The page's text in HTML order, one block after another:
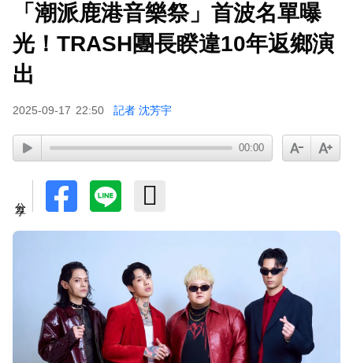
「潮派鹿港音樂祭」首波名單曝
光！TRASH團長睽違10年返鄉演
出
2025-09-17 22:50 記者 沈芳宇
00:00